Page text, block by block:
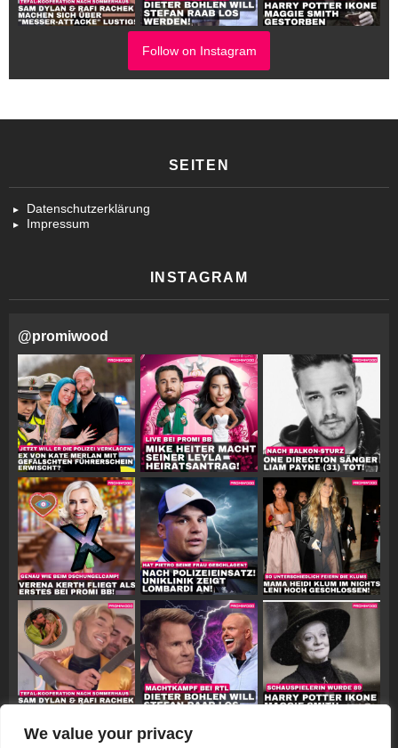
We value your privacy
Follow on Instagram
SEITEN
Datenschutzerklärung
Impressum
INSTAGRAM
@promiwood
Follow on Instagram